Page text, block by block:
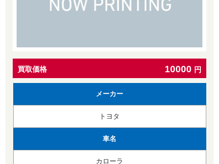
買取価格 10000 円
メーカー
トヨタ
車名
カローラ